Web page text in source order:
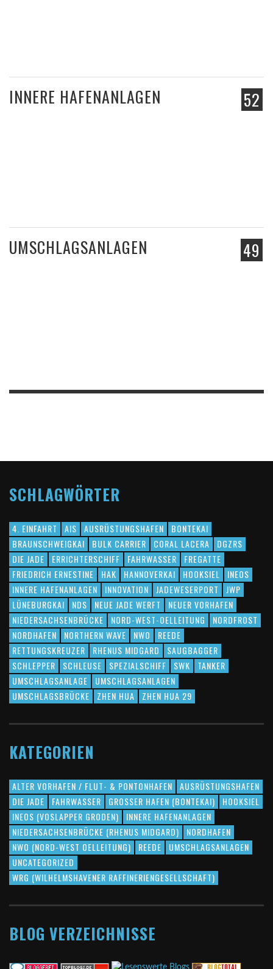
52
INNERE HAFENANLAGEN
49
UMSCHLAGSANLAGEN
SCHLAGWÖRTER
4. EINFAHRT AIS AUSRÜSTUNGSHAFEN
BONTEKAI
BRAUNSCHWEIGKAI
BULK CARRIER CORAL LACERA
DGZRS
DIE JADE
ERRICHTERSCHIFF FAHRWASSER
FREGATTE
FRIEDRICH ERNESTINE
HAK HANNOVERKAI HOOKSIEL
INEOS
INNERE HAFENANLAGEN
INNOVATION JADEWESERPORT
JWP
LÜNEBURGKAI
NDS NEUE JADE WERFT
NEUER VORHAFEN
NIEDERSACHSENBRÜCKE
NORD-WEST-OELLEITUNG
NORDFROST
NORDHAFEN
NORTHERN WAVE NWO
REEDE
RETTUNGSKREUZER
RHENUS MIDGARD
SAUGBAGGER
SCHLEPPER
SCHLEUSE SPEZIALSCHIFF SWK
TANKER
UMSCHLAGSANLAGE
UMSCHLAGSANLAGEN
UMSCHLAGSBRÜCKE
ZHEN HUA ZHEN HUA 29
KATEGORIEN
ALTER VORHAFEN / FLUT- & PONTONHAFEN
AUSRÜSTUNGSHAFEN
DIE JADE
FAHRWASSER GROSSER HAFEN (BONTEKAI)
HOOKSIEL
INEOS (VOSLAPPER GRODEN)
INNERE HAFENANLAGEN
NIEDERSACHSENBRÜCKE (RHENUS MIDGARD)
NORDHAFEN
NWO (NORD-WEST OELLEITUNG)
REEDE
UMSCHLAGSANLAGEN
UNCATEGORIZED
WRG (WILHELMSHAVENER RAFFINERIENGESELLSCHAFT)
BLOG VERZEICHNISSE